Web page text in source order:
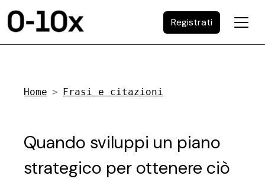
Registrati
Home Frasi e citazioni
Quando sviluppi un piano
strategico per ottenere ciò